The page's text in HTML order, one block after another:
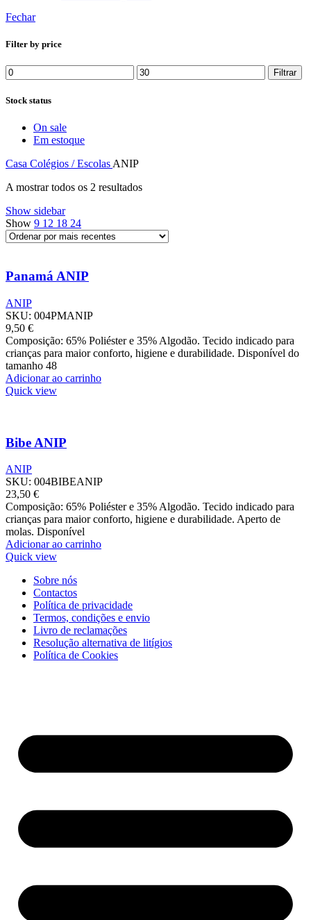
Fechar
Filter by price
Preço
mínimo
Preço
máximo
Filtrar
Stock status
On sale
Em estoque
Casa Colégios / Escolas ANIP
A mostrar todos os 2 resultadosOrdenado
Show sidebar
Show 9 12 18 24
Panamá ANIP
ANIP
SKU: 004PMANIP
9,50 €
Composição: 65% Poliéster e 35% Algodão. Tecido indicado para
crianças para maior conforto, higiene e durabilidade. Disponível do
tamanho 48
Adicionar ao carrinho
Quick view
Bibe ANIP
ANIP
SKU: 004BIBEANIP
23,50 €
Composição: 65% Poliéster e 35% Algodão. Tecido indicado para
crianças para maior conforto, higiene e durabilidade. Aperto de
molas. Disponível
Adicionar ao carrinho
Quick view
Sobre nós
Contactos
Política de privacidade
Termos, condições e envio
Livro de reclamações
Resolução alternativa de litígios
Política de Cookies